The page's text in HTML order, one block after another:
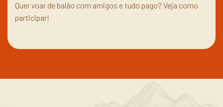
Quer voar de balão com amigos e tudo pago? Veja como
participar!